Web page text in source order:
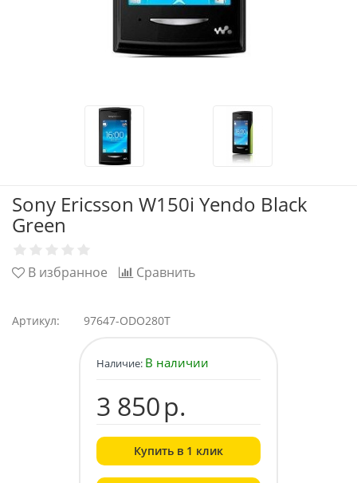
Sony Ericsson W150i Yendo Black
Green
В избранное Сравнить
Артикул: 97647-ODO280T
Наличие: В наличии
3 850р.
Купить в 1 клик